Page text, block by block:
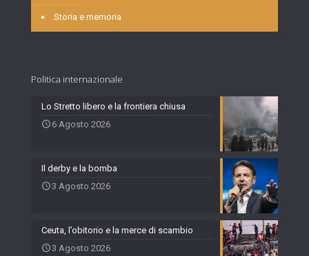
Storia e memoria
Politica internazionale
Lo Stretto libero e la frontiera chiusa
6 Agosto 2026
Il derby e la bomba
3 Agosto 2026
Ceuta, l’obitorio e la merce di scambio
3 Agosto 2026